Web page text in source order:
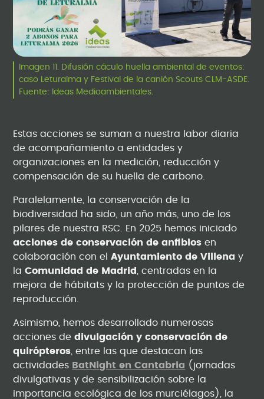
Imagen 11. Difusión cáculo huella ambiental de eventos:
caso Leturalma y Festival de la canión Scouts CLM-ASDE.
Fuente: Ideas Medioambientales.
Estas acciones se suman a nuestra labor diaria
de acompañamiento a entidades y
organizaciones en la medición, reducción y
compensación de su huella de carbono.
Paralelamente, la conservación de la
biodiversidad ha sido, un año más, uno de los
pilares de nuestra RSC. En 2025 hemos iniciado
acciones de conservación de anfibios en
colaboración con elAyuntamiento de Villena y
laComunidad de Madrid
, centradas en la
mejora de hábitats y la protección de puntos de
reproducción.
Asimismo, hemos desarrollado numerosas
acciones dedivulgación y conservación de
quirópteros , entre las que destacan las
actividades BatNight en Cantabria (jornadas
divulgativas y de sensibilización sobre la
importancia ecológica de los murciélagos), la